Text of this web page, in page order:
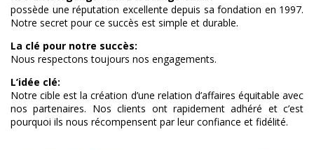
possède une réputation excellente depuis sa fondation en 1997.
Notre secret pour ce succès est simple et durable.
La clé pour notre succès:
Nous respectons toujours nos engagements.
L’idée clé:
Notre cible est la création d’une relation d’affaires équitable avec
nos partenaires. Nos clients ont rapidement adhéré et c’est
pourquoi ils nous récompensent par leur confiance et fidélité.